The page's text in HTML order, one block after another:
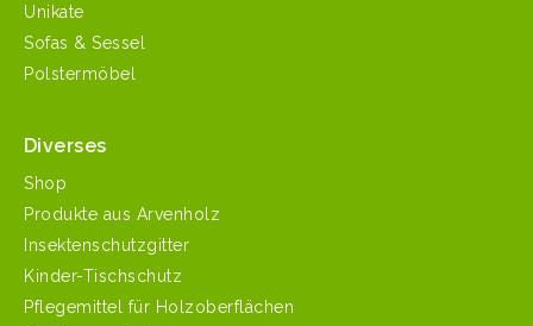
Unikate
Sofas & Sessel
Polstermöbel
Diverses
Shop
Produkte aus Arvenholz
Insektenschutzgitter
Kinder-Tischschutz
Pflegemittel für Holzoberflächen